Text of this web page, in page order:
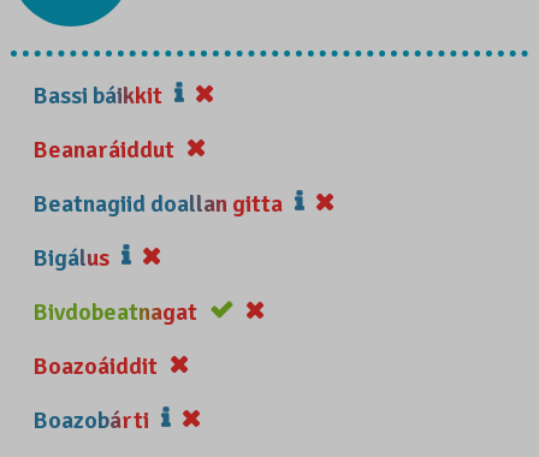
Bassi báikkit
Beanaráiddut
Beatnagiid doallan gitta
Bigálus
Bivdobeatnagat
Boazoáiddit
Boazobárti